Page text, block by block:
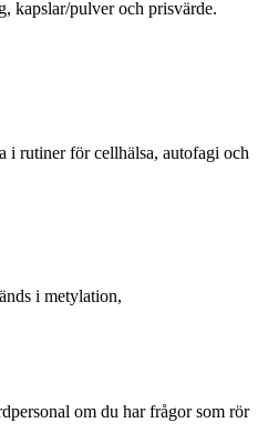
kapslar/pulver och prisvärde.
i rutiner för cellhälsa, autofagi och
i metylation,
om du har frågor som rör